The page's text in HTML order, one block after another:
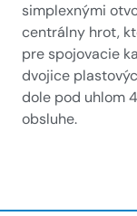
simplexnými
centrálny hrot,
pre spojovacie
dvojice
dole pod uhlom
obsluhe.